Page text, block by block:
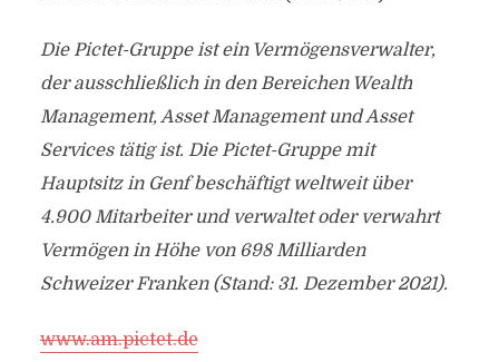
Die Pictet-Gruppe ist ein Vermögensverwalter,
der ausschließlich in den Bereichen Wealth
Management, Asset Management und Asset
Services tätig ist. Die Pictet-Gruppe mit
Hauptsitz in Genf beschäftigt weltweit über
4.900 Mitarbeiter und verwaltet oder verwahrt
Vermögen in Höhe von 698 Milliarden
Schweizer Franken (Stand: 31. Dezember 2021).
www.am.pictet.de